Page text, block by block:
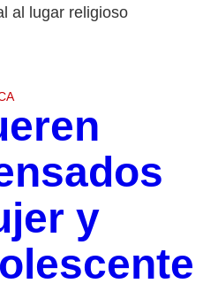
al lugar religioso
y